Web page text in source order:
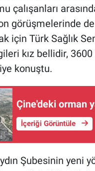
çalışanları
görüşmelerinde de
için Türk Sağlık
kız bellidir,
konuştu.
Çine'deki orman
İçeriği Görüntüle
Şubesinin